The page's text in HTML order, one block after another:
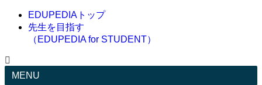
EDUPEDIAトップ
先生を目指す
（EDUPEDIA for STUDENT）
MENU